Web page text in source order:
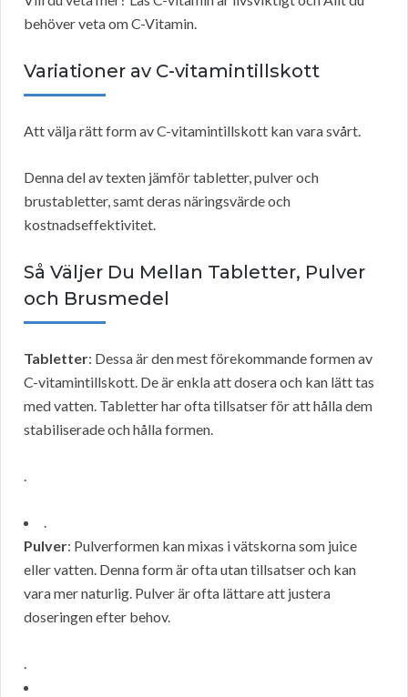
behöver veta om C-Vitamin.
Variationer av C-vitamintillskott
Att välja rätt form av C-vitamintillskott kan vara svårt.
Denna del av texten jämför tabletter, pulver och
brustabletter, samt deras näringsvärde och
kostnadseffektivitet.
Så Väljer Du Mellan Tabletter, Pulver
och Brusmedel
Tabletter: Dessa är den mest förekommande formen av
C-vitamintillskott. De är enkla att dosera och kan lätt tas
med vatten. Tabletter har ofta tillsatser för att hålla dem
stabiliserade och hålla formen.
.
.
Pulver: Pulverformen kan mixas i vätskorna som juice
eller vatten. Denna form är ofta utan tillsatser och kan
vara mer naturlig. Pulver är ofta lättare att justera
doseringen efter behov.
.